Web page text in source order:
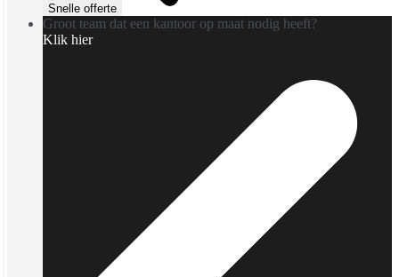
Snelle offerte
Groot team dat een kantoor op maat nodig heeft?
Klik hier